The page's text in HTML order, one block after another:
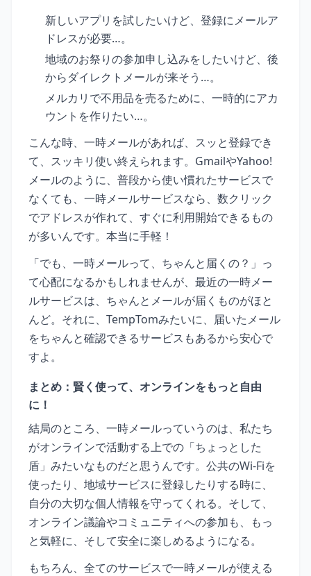
新しいアプリを試したいけど、登録にメールア
ドレスが必要…。
地域のお祭りの参加申し込みをしたいけど、後
からダイレクトメールが来そう…。
メルカリで不用品を売るために、一時的にアカ
ウントを作りたい…。
こんな時、一時メールがあれば、スッと登録でき
て、スッキリ使い終えられます。GmailやYahoo!
メールのように、普段から使い慣れたサービスで
なくても、一時メールサービスなら、数クリック
でアドレスが作れて、すぐに利用開始できるもの
が多いんです。本当に手軽！
「でも、一時メールって、ちゃんと届くの？」っ
て心配になるかもしれませんが、最近の一時メー
ルサービスは、ちゃんとメールが届くものがほと
んど。それに、TempTomみたいに、届いたメール
をちゃんと確認できるサービスもあるから安心で
すよ。
まとめ：賢く使って、オンラインをもっと自由
に！
結局のところ、一時メールっていうのは、私たち
がオンラインで活動する上での「ちょっとした
盾」みたいなものだと思うんです。公共のWi-Fiを
使ったり、地域サービスに登録したりする時に、
自分の大切な個人情報を守ってくれる。そして、
オンライン議論やコミュニティへの参加も、もっ
と気軽に、そして安全に楽しめるようになる。
もちろん、全てのサービスで一時メールが使える